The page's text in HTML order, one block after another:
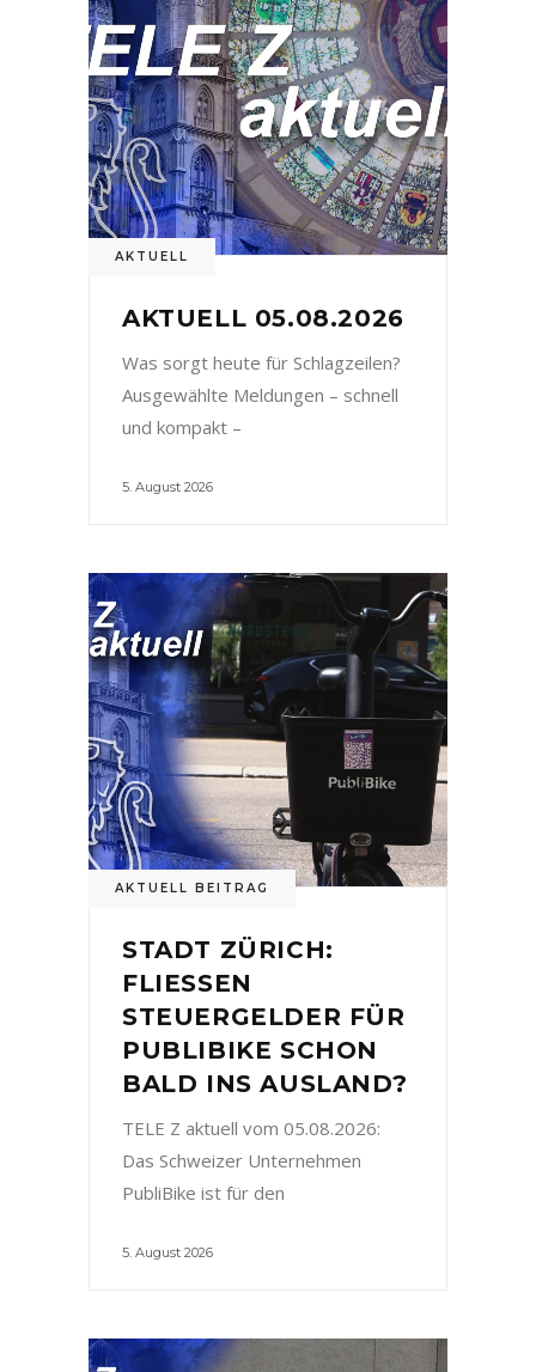
AKTUELL
AKTUELL 05.08.2026
Was sorgt heute für Schlagzeilen?
Ausgewählte Meldungen – schnell
und kompakt –
5. August 2026
AKTUELL BEITRAG
STADT ZÜRICH:
FLIESSEN
STEUERGELDER FÜR
PUBLIBIKE SCHON
BALD INS AUSLAND?
TELE Z aktuell vom 05.08.2026:
Das Schweizer Unternehmen
PubliBike ist für den
5. August 2026